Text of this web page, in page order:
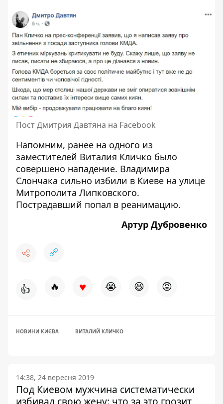
Пост Дмитрия Давтяна на Facebook
Напомним, ранее на одного из
заместителей Виталия Кличко было
совершено нападение. Владимира
Слончака сильно избили в Киеве на улице
Митрополита Липковского.
Пострадавший попал в реанимацию.
Артур Дубровенко
👍 🔥 ♥ 😭 😆 😡
НОВИНИ КИЄВА ВИТАЛИЙ КЛИЧКО
14:38, 24 вересня 2019
Под Киевом мужчина систематически
избивал свою жену: что за это грозит